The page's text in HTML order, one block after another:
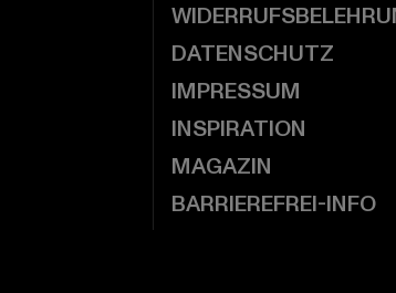
DATENSCHUTZ
IMPRESSUM
INSPIRATION
MAGAZIN
BARRIEREFREI-INFO